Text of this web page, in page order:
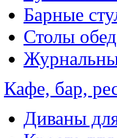
Барные
Столы
Кафе, бар,
Диваны